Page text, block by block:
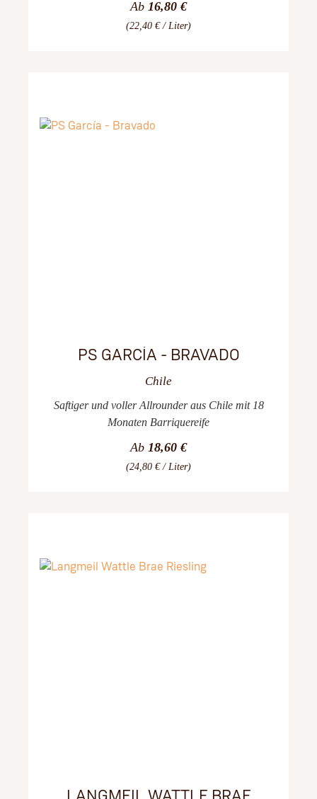
Ab 16,80 €
(22,40 € / Liter)
PS GARCÍA - BRAVADO
Chile
Saftiger und voller Allrounder aus Chile mit 18
Monaten Barriquereife
Ab 18,60 €
(24,80 € / Liter)